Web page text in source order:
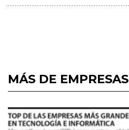
MÁS DE EMPRESAS